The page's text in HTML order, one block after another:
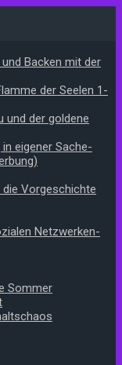
Backen mit der
der Seelen 1-
und der goldene
eigener Sache-
Vorgeschichte
Netzwerken-
Sommer